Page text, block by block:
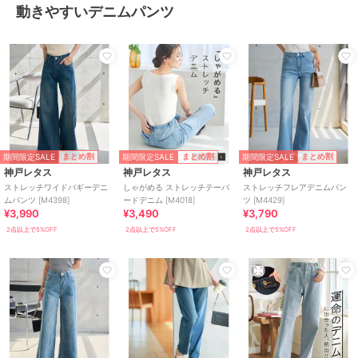
動きやすいデニムパンツ
期間限定SALE まとめ割
神戸レタス
ストレッチワイドバギーデニ
ムパンツ [M4398]
¥3,990
2点以上で5%OFF
期間限定SALE まとめ割
神戸レタス
しゃがめる ストレッチテーパ
ードデニム [M4018]
¥3,490
2点以上で5%OFF
期間限定SALE まとめ割
神戸レタス
ストレッチフレアデニムパン
ツ [M4429]
¥3,790
2点以上で5%OFF